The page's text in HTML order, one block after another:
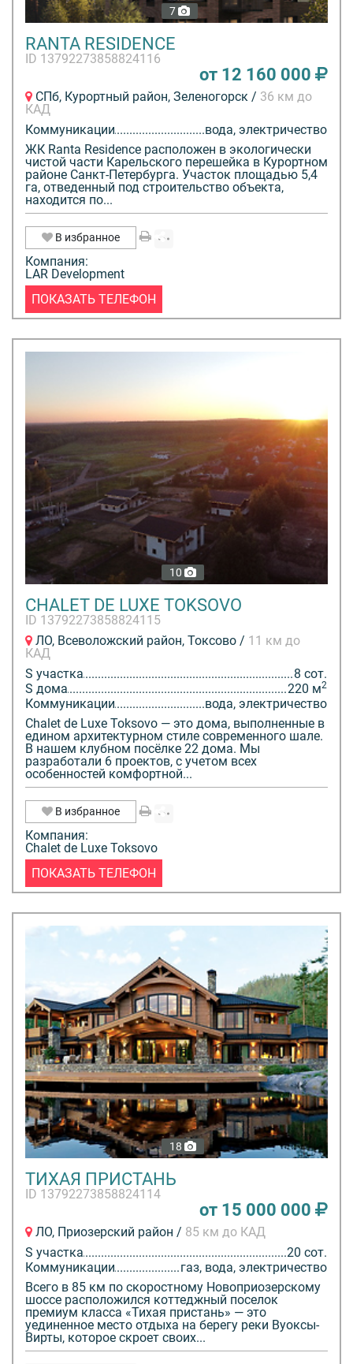
7
RANTA RESIDENCE
ID 13792273858824116
от 12 160 000
СПб, Курортный район, Зеленогорск / 36 км до
КАД
Коммуникации
вода, электричество
ЖК Ranta Residence расположен в экологически
чистой части Карельского перешейка в Курортном
районе Санкт-Петербурга. Участок площадью 5,4
га, отведенный под строительство объекта,
находится по...
В избранное
Компания:
LAR Development
ПОКАЗАТЬ ТЕЛЕФОН
10
CHALET DE LUXE TOKSOVO
ID 13792273858824115
ЛО, Всеволожский район, Токсово / 11 км до
КАД
S участка
8 сот.
S дома
220 м2
Коммуникации
вода, электричество
Chalet de Luxe Toksovo — это дома, выполненные в
едином архитектурном стиле современного шале.
В нашем клубном посёлке 22 дома. Мы
разработали 6 проектов, с учетом всех
особенностей комфортной...
В избранное
Компания:
Chalet de Luxe Toksovo
ПОКАЗАТЬ ТЕЛЕФОН
18
ТИХАЯ ПРИСТАНЬ
ID 13792273858824114
от 15 000 000
ЛО, Приозерский район / 85 км до КАД
S участка
20 сот.
Коммуникации
газ, вода, электричество
Всего в 85 км по скоростному Новоприозерскому
шоссе расположился коттеджный поселок
премиум класса «Тихая пристань» — это
уединенное место отдыха на берегу реки Вуоксы-
Вирты, которое скроет своих...